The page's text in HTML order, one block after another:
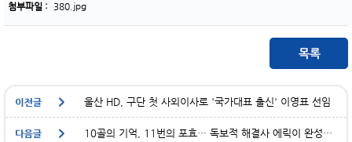
첨부파일 : 380.jpg
울산 HD, 구단 첫 사외이사로 '국가대표 출신' 이영표 선임
10골의 기억, 11번의 포효… 독보적 해결사 에릭이 완성할 ‘화룡점정’